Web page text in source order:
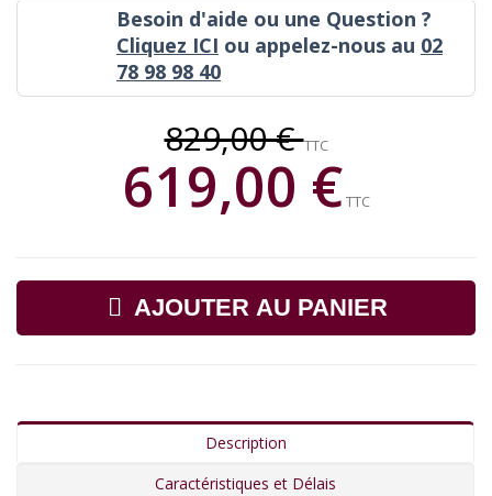
Besoin d'aide ou une Question ?
Cliquez ICI ou appelez-nous au 02
78 98 98 40
829,00 €TTC
619,00 €TTC
AJOUTER AU PANIER
Description
Caractéristiques et Délais